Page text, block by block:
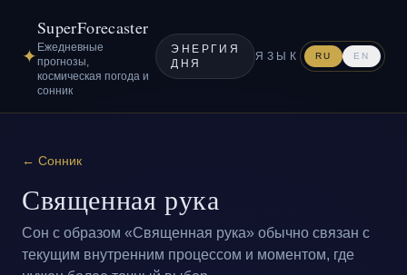
✦
SuperForecaster
Ежедневные
прогнозы,
космическая погода и
сонник
ЭНЕРГИЯ
ДНЯ
ЯЗЫК RU EN
← Сонник
Священная рука
Сон с образом «Священная рука» обычно связан с
текущим внутренним процессом и моментом, где